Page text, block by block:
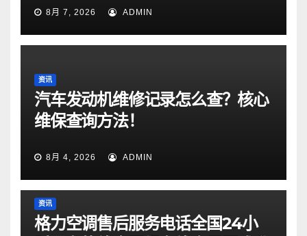
8月 7, 2026 ADMIN
资讯
汽车发动机维修记录怎么查？核心
维保查询方法！
8月 4, 2026 ADMIN
资讯
格力空调售后服务电话全国24小